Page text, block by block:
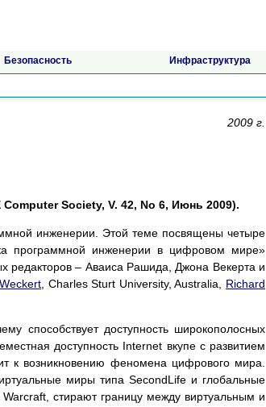
Безопасность Инфраструктура
2009 г.
Society, V. 42, No 6, Июнь 2009).
инженерии. Этой теме посвящены четыре
программной инженерии в цифровом мире»
редакторов – Аваиса Рашида, Джона Векерта и
, Charles Sturt University, Australia, Richard
способствует доступность широкополосных
доступность Internet вкупе с развитием
к возникновению феномена цифрового мира.
миры типа SecondLife и глобальные
стирают границу между виртуальным и